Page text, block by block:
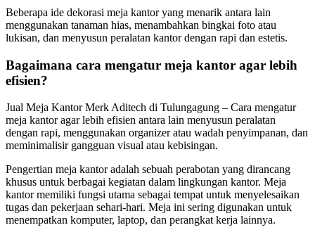
Beberapa ide dekorasi meja kantor yang menarik antara lain
menggunakan tanaman hias, menambahkan bingkai foto atau
lukisan, dan menyusun peralatan kantor dengan rapi dan estetis.
Bagaimana cara mengatur meja kantor agar lebih
efisien?
Jual Meja Kantor Merk Aditech di Tulungagung – Cara mengatur
meja kantor agar lebih efisien antara lain menyusun peralatan
dengan rapi, menggunakan organizer atau wadah penyimpanan, dan
meminimalisir gangguan visual atau kebisingan.
Pengertian meja kantor adalah sebuah perabotan yang dirancang
khusus untuk berbagai kegiatan dalam lingkungan kantor. Meja
kantor memiliki fungsi utama sebagai tempat untuk menyelesaikan
tugas dan pekerjaan sehari-hari. Meja ini sering digunakan untuk
menempatkan komputer, laptop, dan perangkat kerja lainnya.